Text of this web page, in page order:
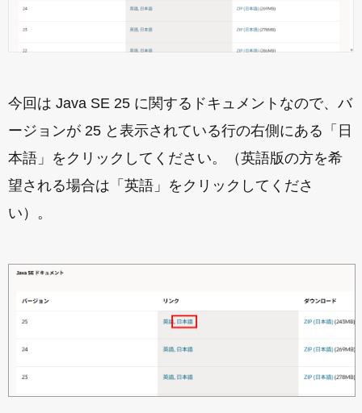
今回は Java SE 25 に関するドキュメントなので、バ
ージョンが 25 と表示されている行の右側にある「日
本語」をクリックしてください。（英語版の方を希
望される場合は「英語」をクリックしてくださ
い）。